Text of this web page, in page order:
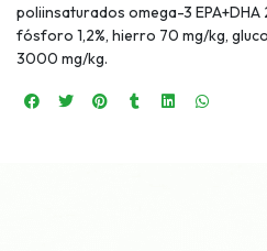
poliinsaturados omega-3 EPA+DHA
fósforo 1,2%, hierro 70 mg/kg,
3000 mg/kg.